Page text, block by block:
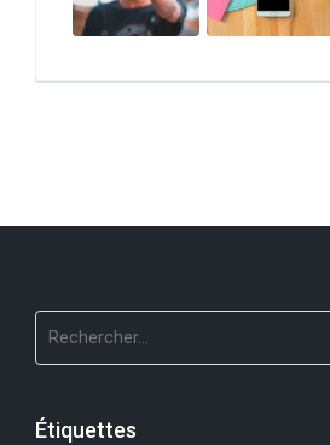
Rechercher :
Étiquettes